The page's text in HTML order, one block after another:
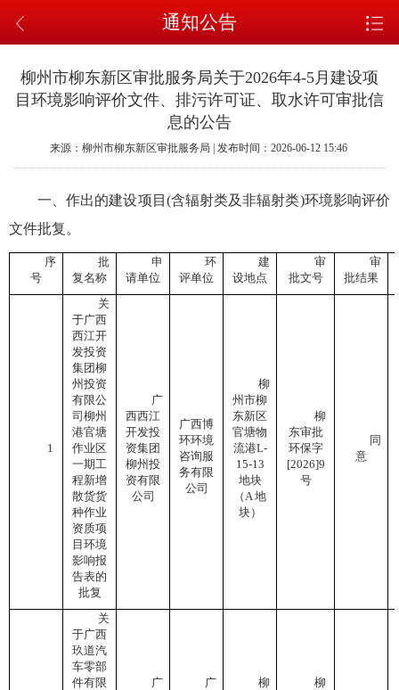
通知公告
柳州市柳东新区审批服务局关于2026年4-5月建设项
目环境影响评价文件、排污许可证、取水许可审批信
息的公告
来源：柳州市柳东新区审批服务局 | 发布时间：2026-06-12 15:46
一、作出的建设项目(含辐射类及非辐射类)环境影响评价
文件批复。
序
号
批
复名称
申
请单位
环
评单位
建
设地点
审
批文号
审
批结果
1
关
于广西
西江开
发投资
集团柳
州投资
有限公
司柳州
港官塘
作业区
一期工
程新增
散货货
种作业
资质项
目环境
影响报
告表的
批复
广
西西江
开发投
资集团
柳州投
资有限
公司
广西博
环环境
咨询服
务有限
公司
柳
州市柳
东新区
官塘物
流港L-
15-13
地块
（A 地
块）
柳
东审批
环保字
[2026]9
号
同
意
关
于广西
玖道汽
车零部
件有限
广
广
柳
柳